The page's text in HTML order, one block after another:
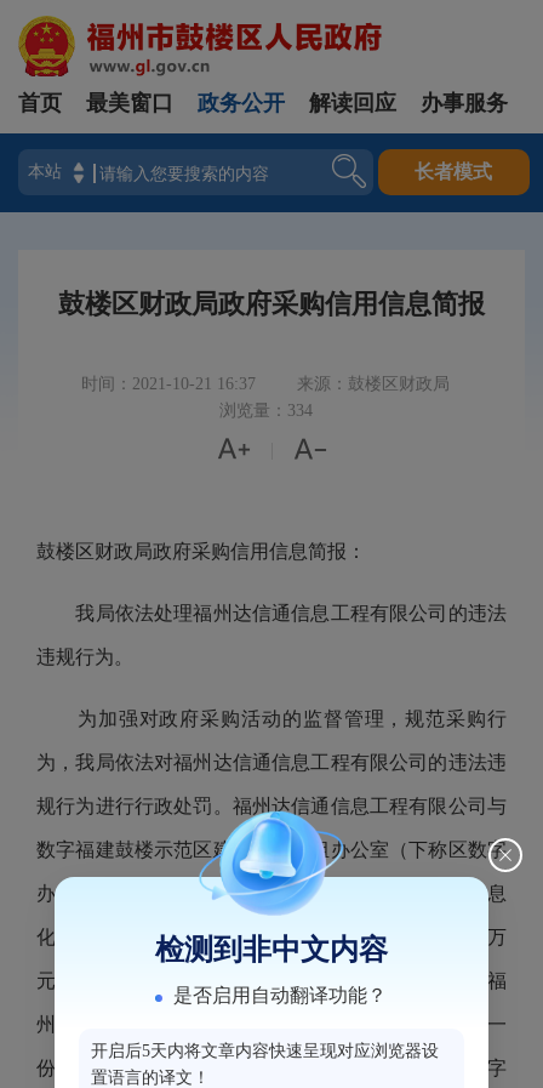
登录
首页 最美窗口 政务公开 解读回应 办事服务
长者模式
鼓楼区财政局政府采购信用信息简报
时间：2021-10-21 16:37
来源：鼓楼区财政局
浏览量：334
 
鼓楼区财政局政府采购信用信息简报：
我局依法处理福州达信通信息工程有限公司的违法
违规行为。
为加强对政府采购活动的监督管理，规范采购行
为，我局依法对福州达信通信息工程有限公司的违法违
规行为进行行政处罚。福州达信通信息工程有限公司与
数字福建鼓楼示范区建设领导小组办公室（下称区数字
办）签订《2020年度“数字鼓楼”机房和网络运维及信息
化技术支撑服务项目合同》,合同金额为人民币98.1万
元，同日，该公司就与区数字办签订的服务事项又与福
州鼓楼攀登信息技术有限公司（下称攀登公司）签订一
份金额为人民币92.8万元的服务合同，该公司与区数字
检测到非中文内容
是否启用自动翻译功能？
开启后5天内将文章内容快速呈现对应浏览器设
置语言的译文！